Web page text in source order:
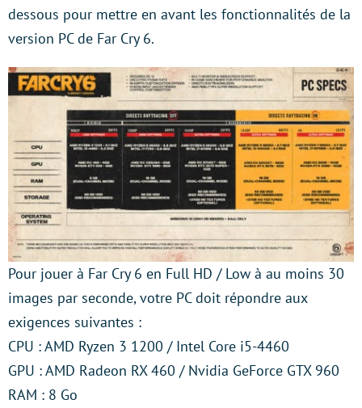
dessous pour mettre en avant les fonctionnalités de la
version PC de Far Cry 6.
Pour jouer à Far Cry 6 en Full HD / Low à au moins 30
images par seconde, votre PC doit répondre aux
exigences suivantes :
CPU : AMD Ryzen 3 1200 / Intel Core i5-4460
GPU : AMD Radeon RX 460 / Nvidia GeForce GTX 960
RAM : 8 Go